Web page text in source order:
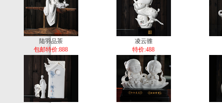
陆羽品茶
包邮特价:888
凌云骓
特价:488